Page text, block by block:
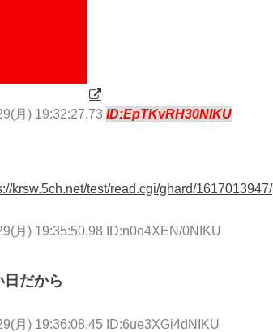
月) 19:32:27.73 ID:EpTKvRH30NIKU
krsw.5ch.net/test/read.cgi/ghard/1617013947/
月) 19:35:50.98 ID:n0o4XEN/0NIKU
だから
月) 19:36:08.45 ID:6ue3XGi4dNIKU